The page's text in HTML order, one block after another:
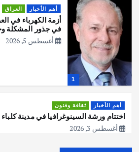
1
أهم الأخبار العراق
أزمة الكهرباء في
في جذور المشكلة
أغسطس 5, 2026
أهم الأخبار ثقافة وفنون
اختتام ورشة السينوغرافيا في مدينة كلباء
أغسطس 3, 2026